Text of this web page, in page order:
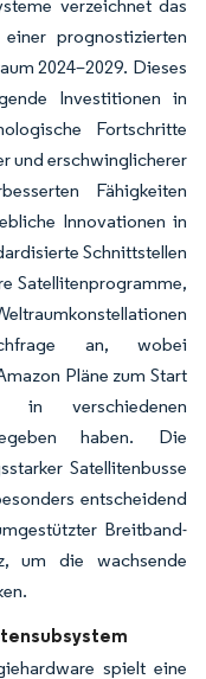
verzeichnet das
prognostizierten
2024–2029. Dieses
Investitionen in
Fortschritte
und erschwinglicherer
Fähigkeiten
Innovationen in
Schnittstellen
Satellitenprogramme,
an, wobei
Pläne zum Start
in verschiedenen
haben. Die
Satellitenbusse
entscheidend
Breitband-
um die wachsende
spielt eine